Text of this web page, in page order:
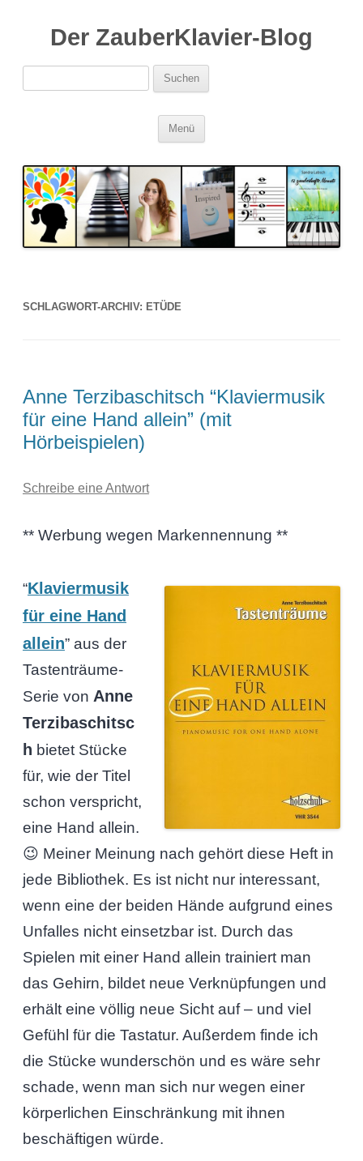
Der ZauberKlavier-Blog
Suchen
nach:
Menü
SCHLAGWORT-ARCHIV: ETÜDE
Anne Terzibaschitsch “Klaviermusik
für eine Hand allein” (mit
Hörbeispielen)
Schreibe eine Antwort
** Werbung wegen Markennennung **
“Klaviermusik
für eine Hand
allein” aus der
Tastenträume-
Serie von Anne
Terzibaschitsc
h bietet Stücke
für, wie der Titel
schon verspricht,
eine Hand allein.
😉 Meiner Meinung nach gehört diese Heft in
jede Bibliothek. Es ist nicht nur interessant,
wenn eine der beiden Hände aufgrund eines
Unfalles nicht einsetzbar ist. Durch das
Spielen mit einer Hand allein trainiert man
das Gehirn, bildet neue Verknüpfungen und
erhält eine völlig neue Sicht auf – und viel
Gefühl für die Tastatur. Außerdem finde ich
die Stücke wunderschön und es wäre sehr
schade, wenn man sich nur wegen einer
körperlichen Einschränkung mit ihnen
beschäftigen würde.